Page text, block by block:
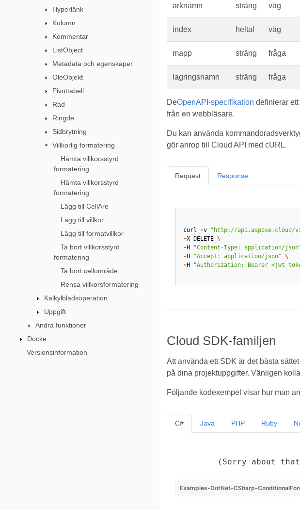
Hyperlänk
Kolumn
Kommentar
ListObject
Metadata och egenskaper
OleObjekt
Pivottabell
Rad
Ringde
Sidbrytning
Villkorlig formatering
Hämta villkorsstyrd
formatering
Hämta villkorsstyrd
formatering
Lägg till CellAre
Lägg till villkor
Lägg till formatvillkor
Ta bort villkorsstyrd
formatering
Ta bort cellområde
Rensa villkorsformatering
Kalkylbladsoperation
Uppgift
Andra funktioner
Docke
Versionsinformation
arknamn sträng väg
index heltal väg
mapp sträng fråga
lagringsnamn sträng fråga
DeOpenAPI-specifikation definierar
från en webbläsare.
Du kan använda
gör anrop till Cloud API med cURL.
Request
curl -v "http://api.aspose.cloud/
-X DELETE \
- H "Content-Type: application/
- H "Accept: application/json" \
- H "Authorization: Bearer <jwt
Response
Cloud SDK-familjen
Att använda ett SDK är det bästa
på dina projektuppgifter. Vänligen
Följande kodexempel visar hur man
C#
(Sorry about
Examples-DotNet-CSharp-
Java PHP Ruby